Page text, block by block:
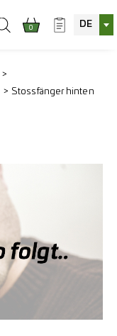
0 DE
Stossfänger hinten